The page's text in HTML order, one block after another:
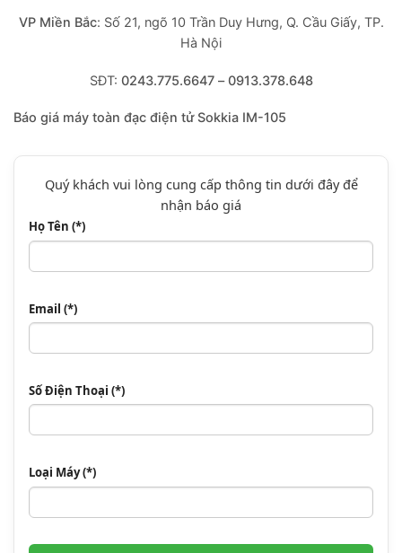
VP Miền Bắc: Số 21, ngõ 10 Trần Duy Hưng, Q. Cầu Giấy, TP.
Hà Nội
SĐT: 0243.775.6647 –0913.378.648
Báo giá máy toàn đạc điện tử Sokkia IM-105
Quý khách vui lòng cung cấp thông tin dưới đây để
nhận báo giá
Họ Tên (*)
Email (*)
Số Điện Thoại (*)
Loại Máy (*)